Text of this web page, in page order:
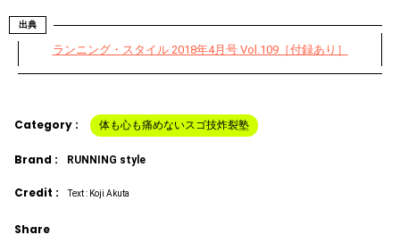
出典
ランニング・スタイル 2018年4月号 Vol.109［付録あり］
Category : 体も心も痛めないスゴ技炸裂塾
Brand : RUNNING style
Credit : Text : Koji Akuta
Share